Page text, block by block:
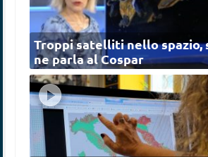
Troppi satelliti nello spazio,
ne parla al Cospar